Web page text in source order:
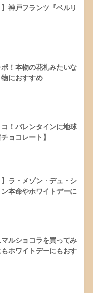
】神戸フランツ『ベルリ
ポ！本物の花札みたいな
におすすめ
！バレンタインに地球
ョコレート】
】ラ・メゾン・デュ・シ
本命やホワイトデーに
ルショコラを買ってみ
ホワイトデーにもおす